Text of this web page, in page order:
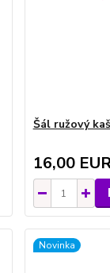
Šál ružový
16,00
Novinka